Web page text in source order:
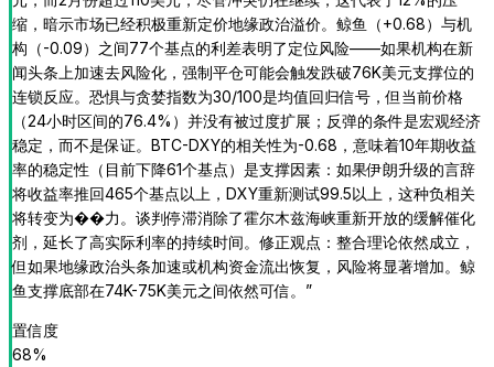
缩，暗示市场已经积极重新定价地缘政治溢价。鲸鱼（+0.68）与机
构（-0.09）之间77个基点的利差表明了定位风险——如果机构在新
闻头条上加速去风险化，强制平仓可能会触发跌破76K美元支撑位的
连锁反应。恐惧与贪婪指数为30/100是均值回归信号，但当前价格
（24小时区间的76.4%）并没有被过度扩展；反弹的条件是宏观经济
稳定，而不是保证。BTC-DXY的相关性为-0.68，意味着10年期收益
率的稳定性（目前下降61个基点）是支撑因素：如果伊朗升级的言辞
将收益率推回465个基点以上，DXY重新测试99.5以上，这种负相关
将转变为��力。谈判停滞消除了霍尔木兹海峡重新开放的缓解催化
剂，延长了高实际利率的持续时间。修正观点：整合理论依然成立，
但如果地缘政治头条加速或机构资金流出恢复，风险将显著增加。鲸
鱼支撑底部在74K-75K美元之间依然可信。 ”
置信度
68%